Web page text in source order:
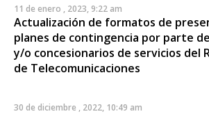
11 de enero , 2023, 9:22 am
Actualización de formatos de
planes de contingencia por parte
y/o concesionarios de servicios del
de Telecomunicaciones
30 de diciembre , 2022, 10:49 am